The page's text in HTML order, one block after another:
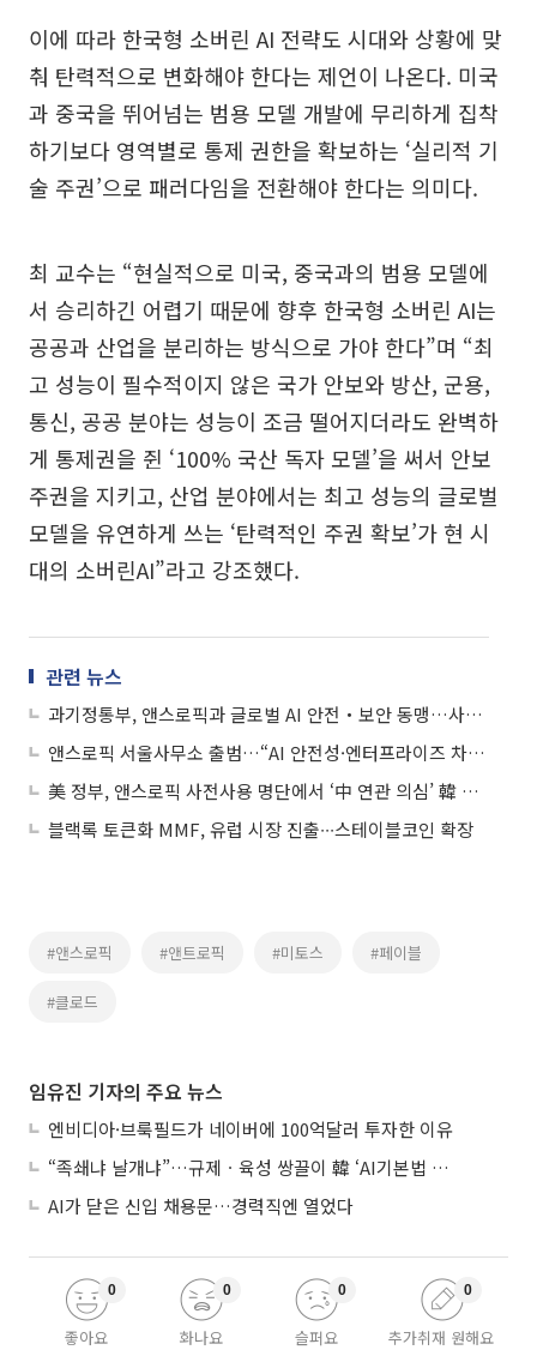
이에 따라 한국형 소버린 AI 전략도 시대와 상황에 맞
춰 탄력적으로 변화해야 한다는 제언이 나온다. 미국
과 중국을 뛰어넘는 범용 모델 개발에 무리하게 집착
하기보다 영역별로 통제 권한을 확보하는 ‘실리적 기
술 주권’으로 패러다임을 전환해야 한다는 의미다.
최 교수는 “현실적으로 미국, 중국과의 범용 모델에
서 승리하긴 어렵기 때문에 향후 한국형 소버린 AI는
공공과 산업을 분리하는 방식으로 가야 한다”며 “최
고 성능이 필수적이지 않은 국가 안보와 방산, 군용,
통신, 공공 분야는 성능이 조금 떨어지더라도 완벽하
게 통제권을 쥔 ‘100% 국산 독자 모델’을 써서 안보
주권을 지키고, 산업 분야에서는 최고 성능의 글로벌
모델을 유연하게 쓰는 ‘탄력적인 주권 확보’가 현 시
대의 소버린AI”라고 강조했다.
관련 뉴스
과기정통부, 앤스로픽과 글로벌 AI 안전‧보안 동맹…사이버 보안 협력
앤스로픽 서울사무소 출범…“AI 안전성·엔터프라이즈 차별점”
美 정부, 앤스로픽 사전사용 명단에서 ‘中 연관 의심’ 韓 통신사 발견
블랙록 토큰화 MMF, 유럽 시장 진출∙∙∙스테이블코인 확장
#앤스로픽 #앤트로픽 #미토스 #페이블
#클로드
임유진 기자의 주요 뉴스
엔비디아·브룩필드가 네이버에 100억달러 투자한 이유
“족쇄냐 날개냐”…규제ㆍ육성 쌍끌이 韓 ‘AI기본법 개정안’ 오늘 시행
AI가 닫은 신입 채용문…경력직엔 열었다
좋아요
0
화나요
0
슬퍼요
0
추가취재 원해요
0